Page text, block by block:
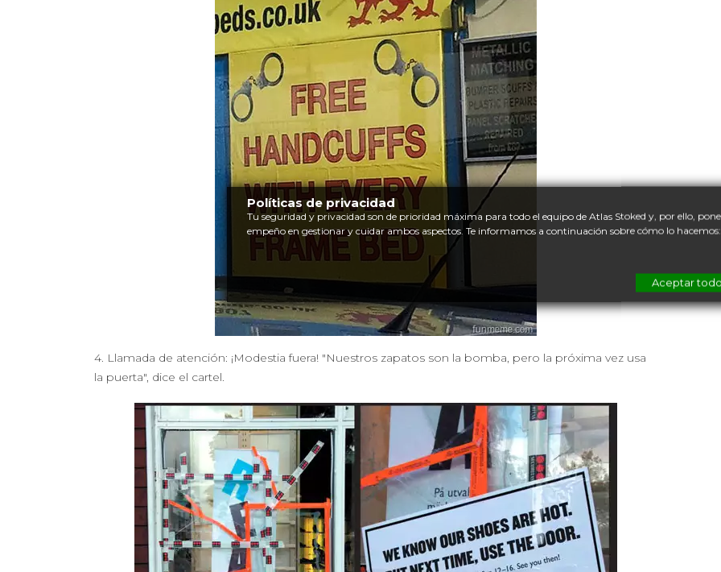
4. Llamada de atención: ¡Modestia fuera! "Nuestros zapatos son la bomba, pero la próxima vez usa
la puerta", dice el cartel.
Políticas de privacidad
Tu seguridad y privacidad son de prioridad máxima para todo el equipo de Atlas Stoked y, por ello,
empeño en gestionar y cuidar ambos aspectos. Te informamos a continuación sobre cómo lo hacemos:
Aceptar todo